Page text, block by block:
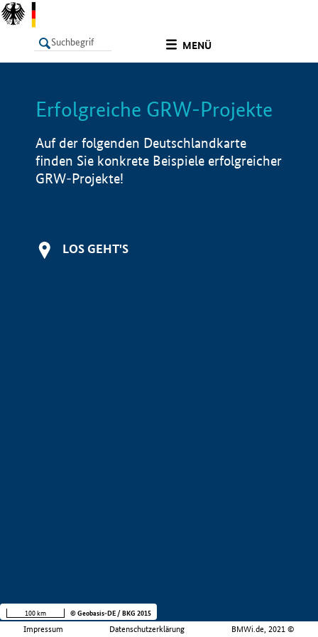
MENÜ
LISTE Info
Erfolgreiche GRW-Projekte
Auf der folgenden Deutschlandkarte
finden Sie konkrete Beispiele erfolgreicher
GRW-Projekte!
LOS GEHT'S
Impressum Datenschutzerklärung BMWi.de, 2021 ©
100 km © Geobasis-DE / BKG 2015